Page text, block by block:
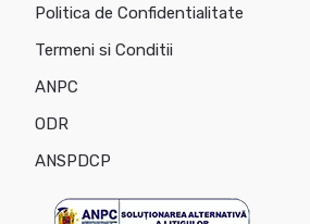
Politica de Confidentialitate
Termeni si Conditii
ANPC
ODR
ANSPDCP